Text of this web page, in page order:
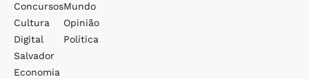
Concursos
Cultura
Digital
Salvador
Economia
Mundo
Opinião
Política